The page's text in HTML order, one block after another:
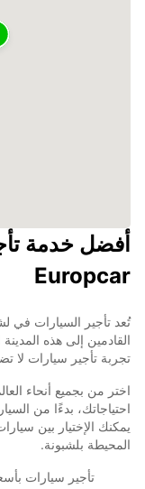
أفضل خدمة
Europcar
تُعد تأجير السيارات في
تجربة تأجير سيارات لا
اختر من بجميع أنحاء
احتياجاتك، بدءًا من
يمكنك الإختيار بين
المحيطة بلشبونة.
تأجير سيارات